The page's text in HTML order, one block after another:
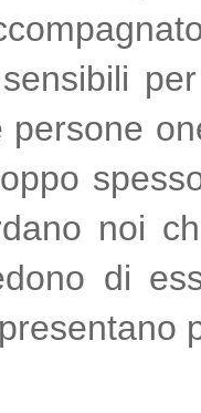
persone
noi
di